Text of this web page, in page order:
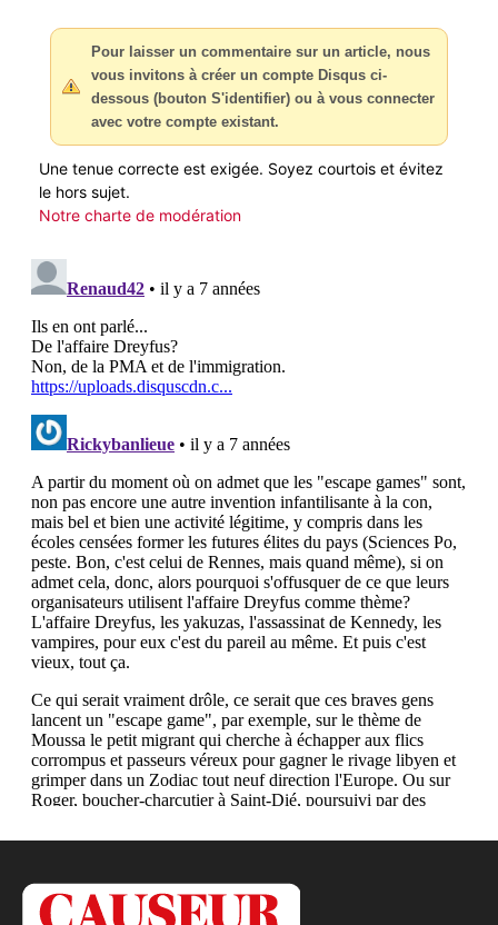
Pour laisser un commentaire sur un article, nous
vous invitons à créer un compte Disqus ci-
dessous (bouton S'identifier) ou à vous connecter
avec votre compte existant.
Une tenue correcte est exigée. Soyez courtois et évitez
le hors sujet.
Notre charte de modération